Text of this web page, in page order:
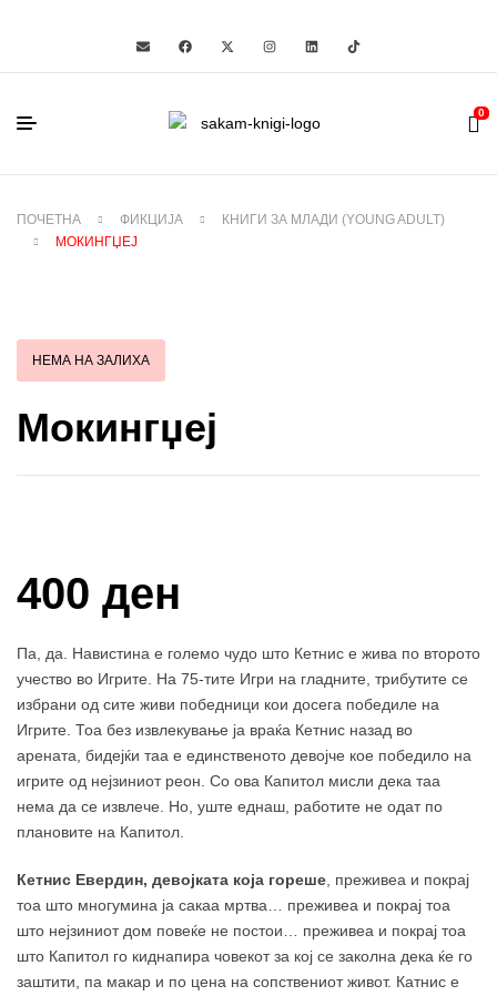
0
ПОЧЕТНА ФИКЦИЈА
КНИГИ ЗА МЛАДИ (YOUNG ADULT)
МОКИНГЏЕЈ
НЕМА НА ЗАЛИХА
Мокингџеј
400 ден
Па, да. Навистина е големо чудо што Кетнис е жива по второто
учество во Игрите. На 75-тите Игри на гладните, трибутите се
избрани од сите живи победници кои досега победиле на
Игрите. Тоа без извлекување ја враќа Кетнис назад во
арената, бидејќи таа е единственото девојче кое победило на
игрите од нејзиниот реон. Со ова Капитол мисли дека таа
нема да се извлече. Но, уште еднаш, работите не одат по
плановите на Капитол.
Кетнис Евердин, девојката која гореше , преживеа и покрај
тоа што многумина ја сакаа мртва… преживеа и покрај тоа
што нејзиниот дом повеќе не постои… преживеа и покрај тоа
што Капитол го киднапира човекот за кој се заколна дека ќе го
заштити, па макар и по цена на сопствениот живот. Катнис е